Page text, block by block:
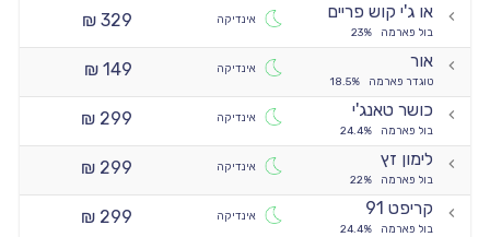
או ג'י קוש פריים
בול פארמה 23%
אינדיקה
329 ₪
אור
טוגדר פארמה 18.5%
אינדיקה
149 ₪
כושר טאנג'י
בול פארמה 24.4%
אינדיקה
299 ₪
לימון זץ
בול פארמה 22%
אינדיקה
299 ₪
קריפט 91
בול פארמה 24.4%
אינדיקה
299 ₪